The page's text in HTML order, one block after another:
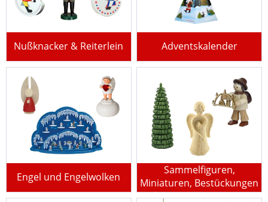
Nußknacker & Reiterlein Adventskalender
Engel und Engelwolken
Sammelfiguren,
Miniaturen, Bestückungen
für Pyramiden u.v.m.